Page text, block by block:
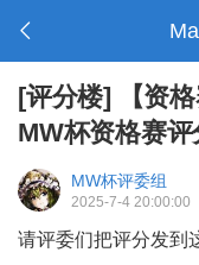
[评分楼] 【资
MW杯资格赛评
MW杯评委组
2025-7-4 20:00:00
请评委们把评分发到